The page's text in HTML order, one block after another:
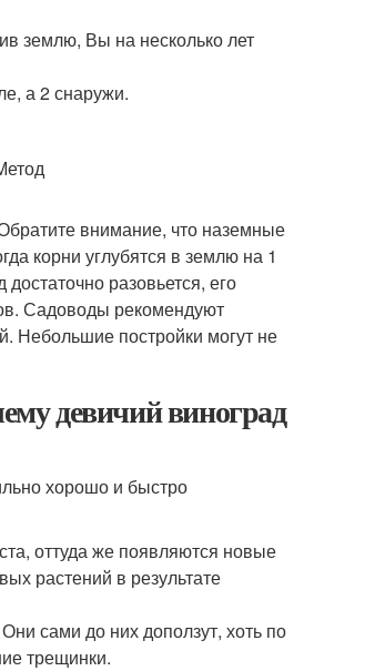
землю, Вы на несколько лет
а 2 снаружи.
внимание, что наземные
корни углубятся в землю на 1
разовьется, его
Садоводы рекомендуют
Небольшие постройки могут не
девичий виноград
хорошо и быстро
оттуда же появляются новые
растений в результате
сами до них доползут, хоть по
трещинки.